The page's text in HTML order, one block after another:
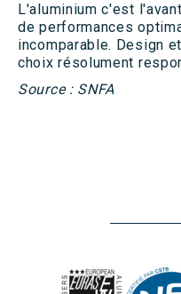
L'aluminium c'est
de performances
incomparable. Design
choix résolument
Source : SNFA